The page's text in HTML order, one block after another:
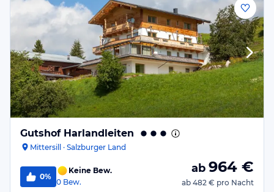
Gutshof Harlandleiten
Mittersill · Salzburger Land
0%
Keine Bew.
0 Bew.
ab 964 €
ab 482 € pro Nacht